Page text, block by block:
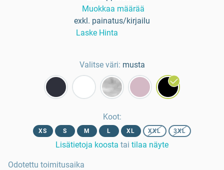
Muokkaa määrää
exkl. painatus/kirjailu
Laske Hinta
Valitse väri: musta
Koot:
XS S M L XL XXL 3XL
Lisätietoja koosta tai tilaa näyte
Odotettu toimitusaika